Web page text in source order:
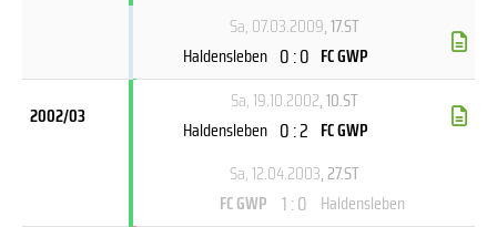
Sa, 07.03.2009, 17.ST
Haldensleben 0 : 0 FC GWP
2002/03
Sa, 19.10.2002, 10.ST
Haldensleben 0 : 2 FC GWP
Sa, 12.04.2003, 27.ST
FC GWP 1 : 0 Haldensleben